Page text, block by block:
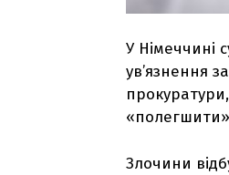
У Німеччині
ув’язнення
«полегшити»
Злочини